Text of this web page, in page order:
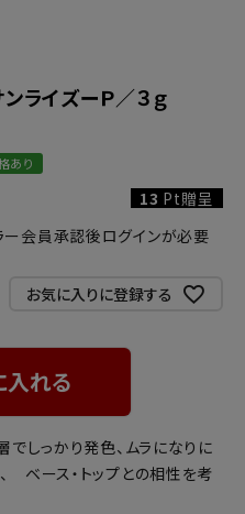
ライズーＰ／３ｇ
あり
13 Pt贈呈
会員承認後ログインが必要
お気に入りに登録する
入れる
でしっかり発色、ムラになりに
ベース・トップとの相性を考